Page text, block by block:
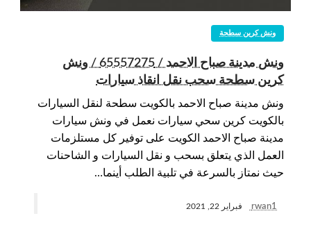
ونش كرين سطحة
ونش مدينة صباح الاحمد / 65557275 / ونش
كرين سطحة سحب نقل انقاذ سيارات
ونش مدينة صباح الاحمد بالكويت سطحة لنقل السيارات
بالكويت كرين سحي سيارات نعمل في ونش سيارات
مدينة صباح الاحمد الكويت على توفير كل مستلزمات
العمل الذي يتعلق بسحب و نقل السيارات و الشاحنات
حيث نمتاز بالسرعة في تلبية الطلب أينما…
rwan1 فبراير 22, 2021